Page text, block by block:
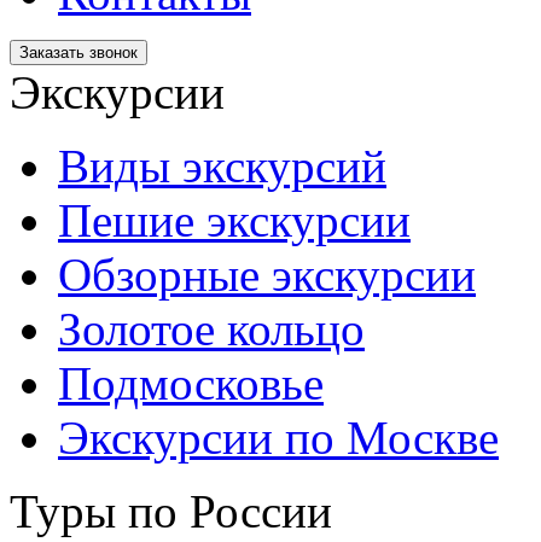
Заказать звонок
Экскурсии
Виды экскурсий
Пешие экскурсии
Обзорные экскурсии
Золотое кольцо
Подмосковье
Экскурсии по Москве
Туры по России